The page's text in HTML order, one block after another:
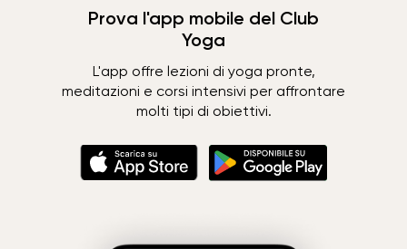
Prova l'app mobile del Club
Yoga
L'app offre lezioni di yoga pronte,
meditazioni e corsi intensivi per affrontare
molti tipi di obiettivi.